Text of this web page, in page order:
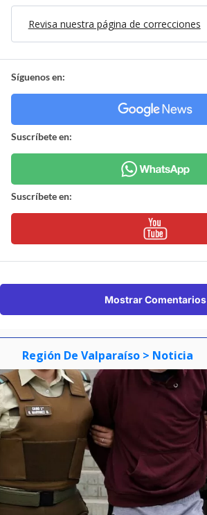
Revisa nuestra página de correcciones
Síguenos en:
Suscríbete en:
Suscríbete en:
Mostrar Comentarios
Región De Valparaíso > Noticia